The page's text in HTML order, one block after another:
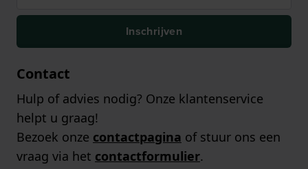
Inschrijven
Contact
Hulp of advies nodig? Onze klantenservice
helpt u graag!
Bezoek onze contactpagina of stuur ons een
vraag via het contactformulier.